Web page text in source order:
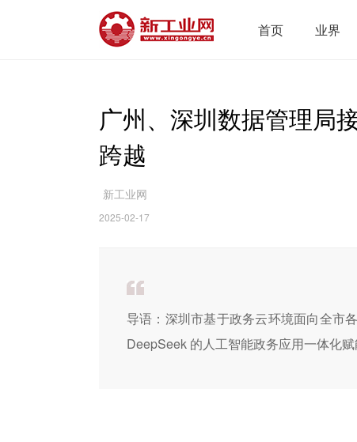
首页 业界
广州、深圳数据管理局
跨越
新工业网
2025-02-17
导语：深圳市基于政务云环境面向全市
DeepSeek 的人工智能政务应用一体化